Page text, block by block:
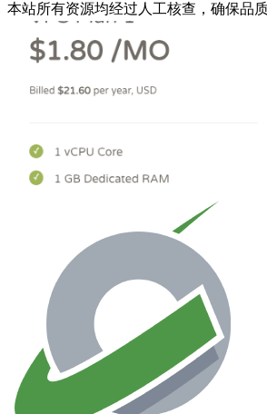
本站所有资源均经过人工核查，确保品